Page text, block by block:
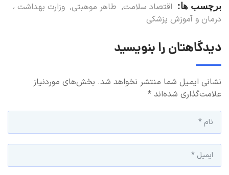
برچسب ها: اقتصاد سلامت, طاهر موهبتی, وزارت بهداشت ،
درمان و آموزش پزشکی
دیدگاهتان را بنویسید
نشانی ایمیل شما منتشر نخواهد شد. بخش‌های موردنیاز
علامت‌گذاری شده‌اند *